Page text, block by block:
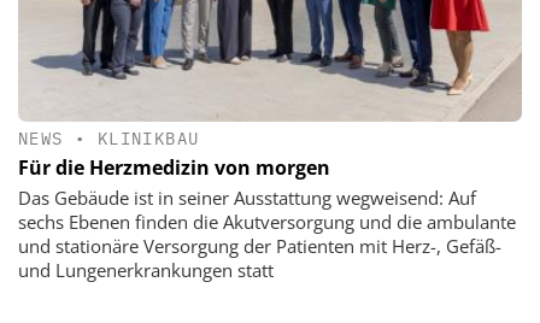
NEWS • KLINIKBAU
Für die Herzmedizin von morgen
Das Gebäude ist in seiner Ausstattung wegweisend: Auf
sechs Ebenen finden die Akutversorgung und die ambulante
und stationäre Versorgung der Patienten mit Herz-, Gefäß-
und Lungenerkrankungen statt